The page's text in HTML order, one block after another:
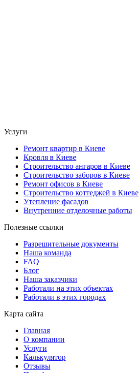
Услуги
Ремонт квартир в Киеве
Кровля в Киеве
Строительство ангаров в Киеве
Строительство заборов в Киеве
Ремонт офисов в Киеве
Строительство коттеджей в Киеве
Утепление фасадов
Внутренние отделочные работы
Полезные ссылки
Разрешительные документы
Наша команда
FAQ
Блог
Наша заказчики
Работали на этих объектах
Работали в этих городах
Карта сайта
Главная
О компании
Услуги
Калькулятор
Отзывы